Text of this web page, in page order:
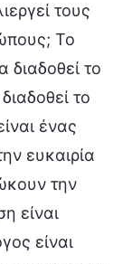
τους
Το
διαδοθεί το
το
ένας
ευκαιρία
την
είναι
είναι